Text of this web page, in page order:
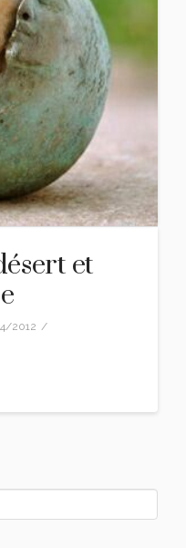
et
2012